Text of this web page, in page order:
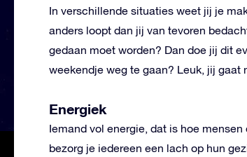
In verschillende situaties weet jij je
anders loopt dan jij van tevoren
gedaan moet worden? Dan doe jij dit
weekendje weg te gaan? Leuk, jij gaat
Energiek
Iemand vol energie, dat is hoe
bezorg je iedereen een lach op hun